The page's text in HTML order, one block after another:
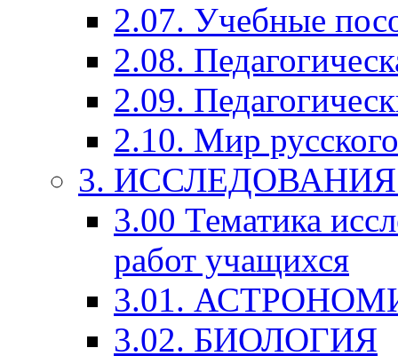
2.07. Учебные
2.08.
2.09.
2.10. Мир
3.
3.00 Тематика
работ учащихся
3.01.
3.02. БИОЛОГИЯ